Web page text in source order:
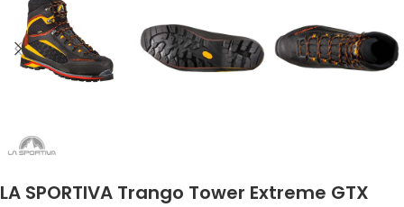
LA SPORTIVA Trango Tower Extreme GTX